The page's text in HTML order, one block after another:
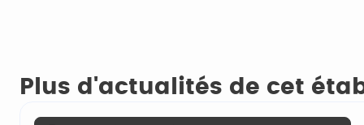
Plus d'actualités de cet